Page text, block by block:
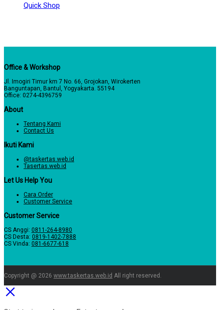
Quick Shop
Office & Workshop
Jl. Imogiri Timur km 7 No. 66, Grojokan, Wirokerten
Banguntapan, Bantul, Yogyakarta. 55194
Office: 0274-4396759
About
Tentang Kami
Contact Us
Ikuti Kami
@taskertas.web.id
Tasertas.web.id
Let Us Help You
Cara Order
Customer Service
Customer Service
CS Anggi: 0811-264-8980
CS Desta: 0819-1402-7888
CS Vinda: 081-6677-618
Copyright @ 2026 www.taskertas.web.id All right reserved.